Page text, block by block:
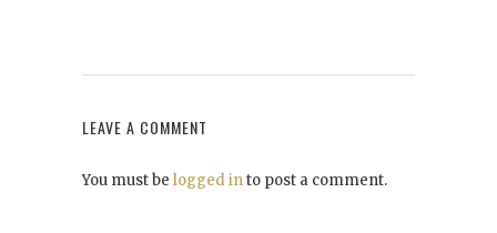
LEAVE A COMMENT
You must be logged into post a comment.